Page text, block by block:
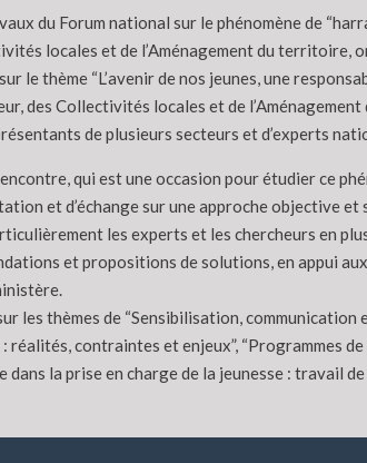
du Forum national sur le phénomène de
locales et de l’Aménagement du territoire,
le thème “L’avenir de nos jeunes, une
des Collectivités locales et de
de plusieurs secteurs et d’experts
qui est une occasion pour étudier ce
et d’échange sur une approche objective
les experts et les chercheurs en
et propositions de solutions, en appui
les thèmes de “Sensibilisation,
: réalités, contraintes et enjeux”,
la prise en charge de la jeunesse : travail